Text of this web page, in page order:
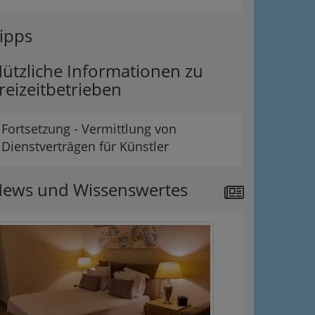
Informationen zu
Fortsetzung - Vermittlung von
Dienstverträgen für Künstler
und Wissenswertes